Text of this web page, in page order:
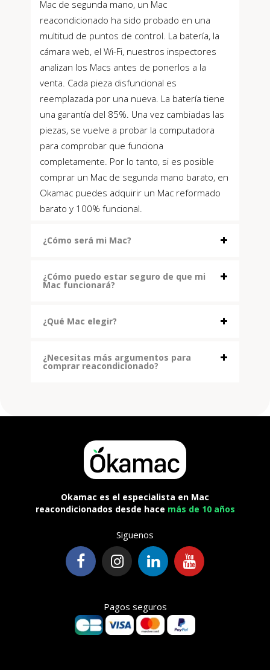
Mac de segunda mano, un Mac
reacondicionado ha sido probado en una
multitud de puntos de control. La batería, la
cámara web, el Wi-Fi, nuestros inspectores
analizan los Macs antes de ponerlos a la
venta. Cada pieza disfuncional es
reemplazada por una nueva. La batería tiene
una garantía del 85%. Una vez cambiadas las
piezas, se vuelve a probar la computadora
para comprobar que funciona
completamente. Por lo tanto, si es posible
comprar un Mac de segunda mano barato, en
Okamac puedes adquirir un Mac reformado
barato y 100% funcional.
¿Cómo será mi Mac?
¿Cómo puedo estar seguro de que mi
Mac funcionará?
¿Qué Mac elegir?
¿Necesitas más argumentos para
comprar reacondicionado?
Okamac es el especialista en Mac
reacondicionados desde hace más de 10 años
Siguenos
Pagos seguros